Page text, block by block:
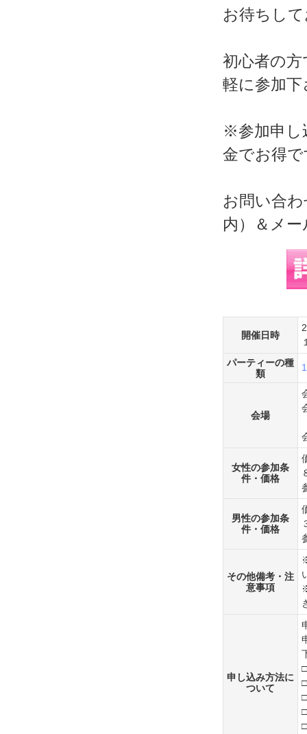
お待ちし
初心者の
軽に参加下
※参加申し
金でお得
お問い合
内）＆メ
開催日時
パーティーの種
類
会場
女性の参加条
件・価格
男性の参加条
件・価格
その他備考・注
意事項
申し込み方法に
ついて